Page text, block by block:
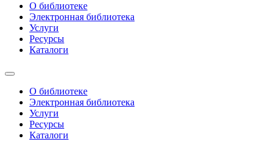
О библиотеке
Электронная библиотека
Услуги
Ресурсы
Каталоги
О библиотеке
Электронная библиотека
Услуги
Ресурсы
Каталоги